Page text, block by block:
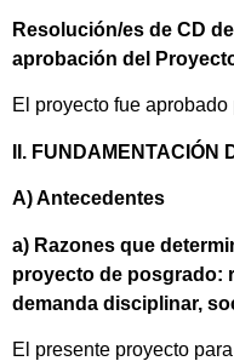
Resolución/es de CD
aprobación del
El proyecto fue
II. FUNDAMENTACIÓN
A) Antecedentes
a) Razones que
proyecto de posgrado:
demanda disciplinar,
El presente proyecto